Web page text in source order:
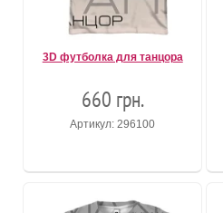
3D футболка для танцора
660 грн.
Артикул: 296100